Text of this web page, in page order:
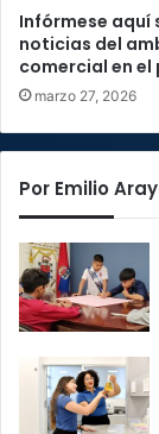
Infórmese aquí
noticias del
comercial en el
marzo 27, 2026
Por Emilio